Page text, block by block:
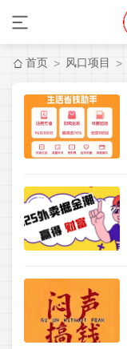
首页 > 风口项目 >